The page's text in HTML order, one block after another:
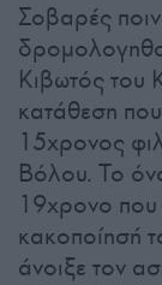
Σοβαρές
Κιβωτός του
κατάθεση
15χρονος
Βόλου. Το
19χρονο που
κακοποίησή
άνοιξε τον